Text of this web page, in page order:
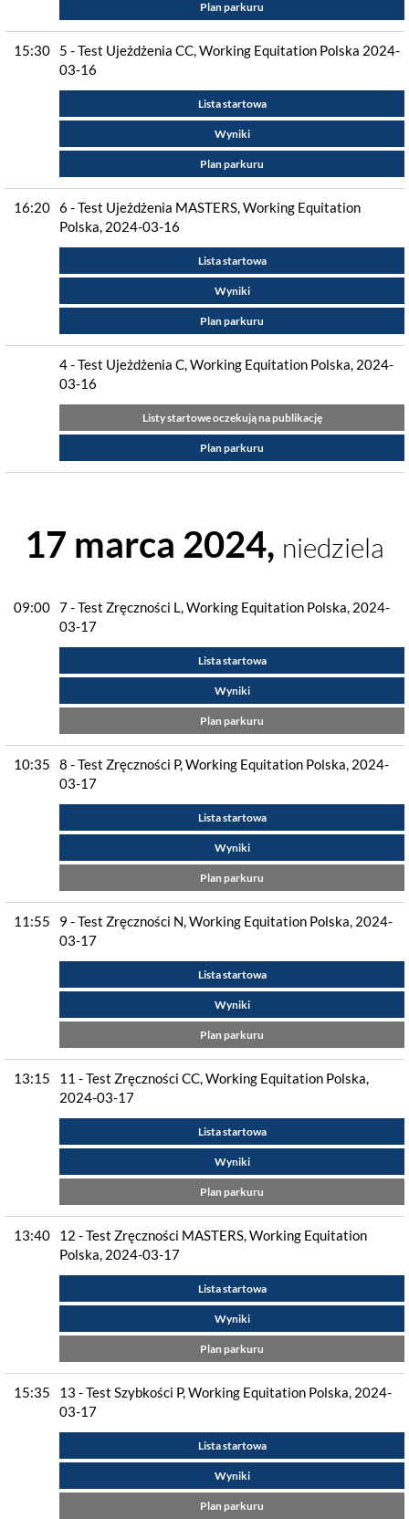
Plan parkuru
15:30
5 - Test Ujeżdżenia CC, Working Equitation Polska 2024-
03-16
Lista startowa
Wyniki
Plan parkuru
16:20 6 - Test Ujeżdżenia MASTERS, Working Equitation
Polska, 2024-03-16
Lista startowa
Wyniki
Plan parkuru
4 - Test Ujeżdżenia C, Working Equitation Polska, 2024-
03-16
Listy startowe oczekują na publikację
Plan parkuru
17 marca 2024, niedziela
09:00 7 - Test Zręczności L, Working Equitation Polska, 2024-
03-17
Lista startowa
Wyniki
Plan parkuru
10:35
8 - Test Zręczności P, Working Equitation Polska, 2024-
03-17
Lista startowa
Wyniki
Plan parkuru
11:55
9 - Test Zręczności N, Working Equitation Polska, 2024-
03-17
Lista startowa
Wyniki
Plan parkuru
13:15
11 - Test Zręczności CC, Working Equitation Polska,
2024-03-17
Lista startowa
Wyniki
Plan parkuru
13:40
12 - Test Zręczności MASTERS, Working Equitation
Polska, 2024-03-17
Lista startowa
Wyniki
Plan parkuru
15:35
13 - Test Szybkości P, Working Equitation Polska, 2024-
03-17
Lista startowa
Wyniki
Plan parkuru